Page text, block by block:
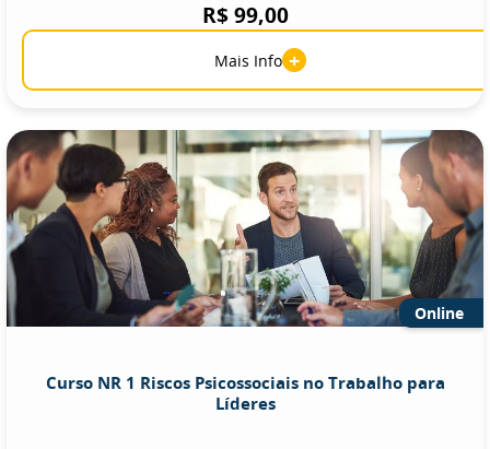
R$ 99,00
Mais Info +
Online
Curso NR 1 Riscos Psicossociais no Trabalho para
Líderes